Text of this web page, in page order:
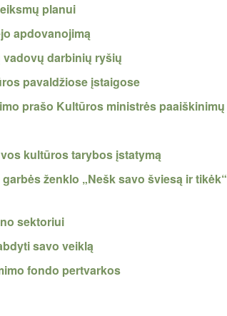
planui
apdovanojimą
darbinių ryšių
pavaldžiose įstaigose
prašo Kultūros ministrės paaiškinimų
kultūros tarybos įstatymą
ženklo „Nešk savo šviesą ir tikėk“
sektoriui
savo veiklą
fondo pertvarkos